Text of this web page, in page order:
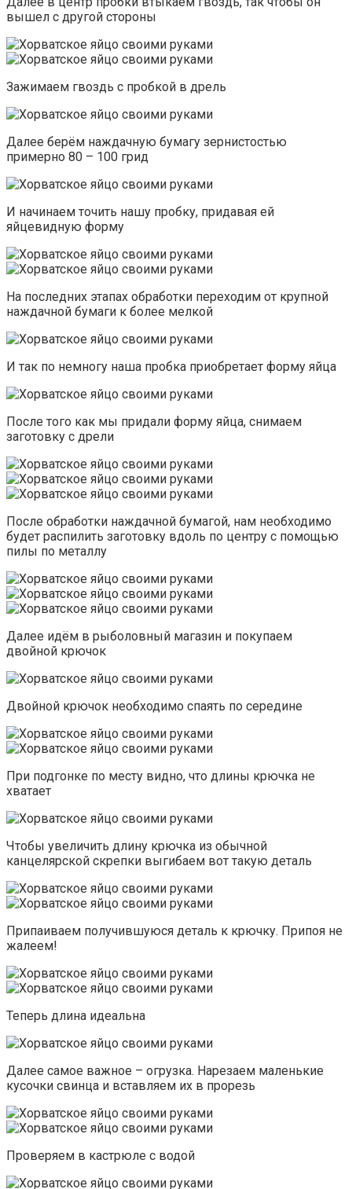
вышел с другой стороны
Зажимаем гвоздь с пробкой в дрель
Далее берём наждачную бумагу зернистостью
примерно 80 – 100 грид
И начинаем точить нашу пробку, придавая ей
яйцевидную форму
На последних этапах обработки переходим от крупной
наждачной бумаги к более мелкой
И так по немногу наша пробка приобретает форму яйца
После того как мы придали форму яйца, снимаем
заготовку с дрели
После обработки наждачной бумагой, нам необходимо
будет распилить заготовку вдоль по центру с помощью
пилы по металлу
Далее идём в рыболовный магазин и покупаем
двойной крючок
Двойной крючок необходимо спаять по середине
При подгонке по месту видно, что длины крючка не
хватает
Чтобы увеличить длину крючка из обычной
канцелярской скрепки выгибаем вот такую деталь
Припаиваем получившуюся деталь к крючку. Припоя не
жалеем!
Теперь длина идеальна
Далее самое важное – огрузка. Нарезаем маленькие
кусочки свинца и вставляем их в прорезь
Проверяем в кастрюле с водой